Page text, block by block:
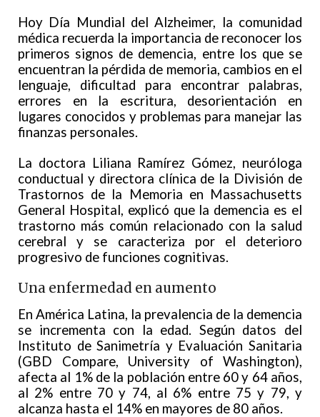
Hoy Día Mundial del Alzheimer, la comunidad
médica recuerda la importancia de reconocer los
primeros signos de demencia, entre los que se
encuentran la pérdida de memoria, cambios en el
lenguaje, dificultad para encontrar palabras,
errores en la escritura, desorientación en
lugares conocidos y problemas para manejar las
finanzas personales.
La doctora Liliana Ramírez Gómez, neuróloga
conductual y directora clínica de la División de
Trastornos de la Memoria en Massachusetts
General Hospital, explicó que la demencia es el
trastorno más común relacionado con la salud
cerebral y se caracteriza por el deterioro
progresivo de funciones cognitivas.
Una enfermedad en aumento
En América Latina, la prevalencia de la demencia
se incrementa con la edad. Según datos del
Instituto de Sanimetría y Evaluación Sanitaria
(GBD Compare, University of Washington),
afecta al 1% de la población entre 60 y 64 años,
al 2% entre 70 y 74, al 6% entre 75 y 79, y
alcanza hasta el 14% en mayores de 80 años.